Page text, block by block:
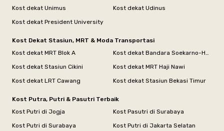
Kost dekat Unimus
Kost dekat Udinus
Kost dekat President University
Kost Dekat Stasiun, MRT & Moda Transportasi
Kost dekat MRT Blok A
Kost dekat Bandara Soekarno-Hatta
Kost dekat Stasiun Cikini
Kost dekat MRT Haji Nawi
Kost dekat LRT Cawang
Kost dekat Stasiun Bekasi Timur
Kost Putra, Putri & Pasutri Terbaik
Kost Putri di Jogja
Kost Pasutri di Surabaya
Kost Putri di Surabaya
Kost Putri di Jakarta Selatan